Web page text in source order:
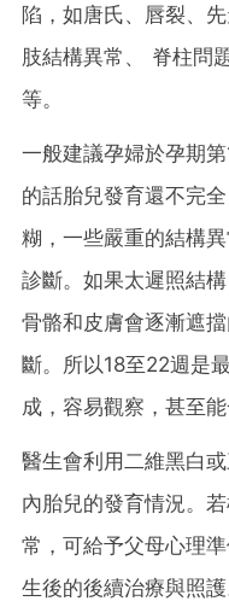
陷，如唐氏、唇裂、
肢結構異常、 脊柱問
等。
一般建議孕婦於孕期
的話胎兒發育還不完
糊，一些嚴重的結構
診斷。如果太遲照結
骨骼和皮膚會逐漸遮
斷。所以18至22週是
成，容易觀察，甚至
醫生會利用二維黑白
內胎兒的發育情況。
常，可給予父母心理
生後的後續治療與照